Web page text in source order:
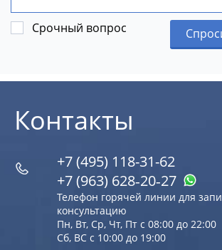
Срочный вопрос
Контакты
+7 (495) 118-31-62
+7 (963) 628‑20‑27
Телефон горячей линии для
консультацию
Пн, Вт, Ср, Чт, Пт с 08:00 до 22:00
Сб, ВС с 10:00 до 19:00